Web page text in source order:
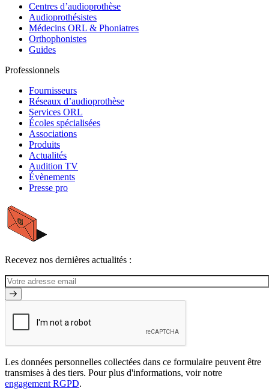
Centres d’audioprothèse
Audioprothésistes
Médecins ORL & Phoniatres
Orthophonistes
Guides
Professionnels
Fournisseurs
Réseaux d’audioprothèse
Services ORL
Écoles spécialisées
Associations
Produits
Actualités
Audition TV
Évènements
Presse pro
Recevez nos dernières actualités :
Les données personnelles collectées dans ce formulaire peuvent être
transmises à des tiers. Pour plus d'informations, voir notre
engagement RGPD.